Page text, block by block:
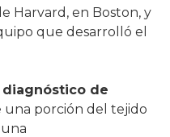
Harvard, en Boston, y
que desarrolló el
diagnóstico de
una porción del tejido